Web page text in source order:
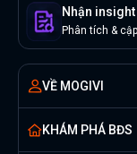
Nhận
Phân tích &
VỀ MOGIVI
KHÁM PHÁ BĐS